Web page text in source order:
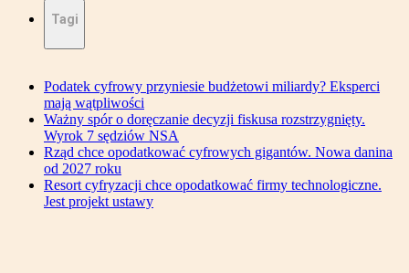
Tagi
Podatek cyfrowy przyniesie budżetowi miliardy? Eksperci
mają wątpliwości
Ważny spór o doręczanie decyzji fiskusa rozstrzygnięty.
Wyrok 7 sędziów NSA
Rząd chce opodatkować cyfrowych gigantów. Nowa danina
od 2027 roku
Resort cyfryzacji chce opodatkować firmy technologiczne.
Jest projekt ustawy